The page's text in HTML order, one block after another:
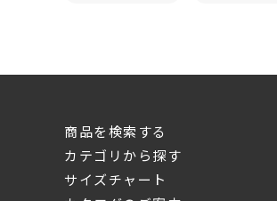
商品を検索する
カテゴリから探す
サイズチャート